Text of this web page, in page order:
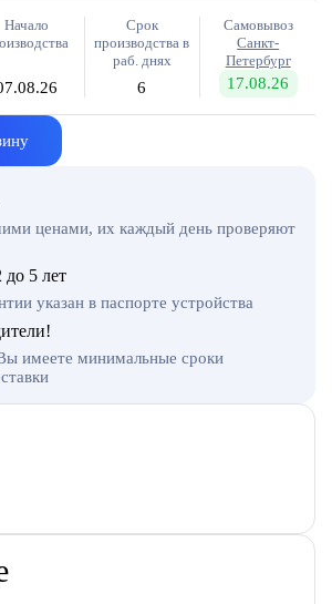
Начало
Срок
производства в
раб. днях
6
Самовывоз
Санкт-
Петербург
17.08.26
ценами, их каждый день проверяют
до 5 лет
указан в паспорте устройства
имеете минимальные сроки